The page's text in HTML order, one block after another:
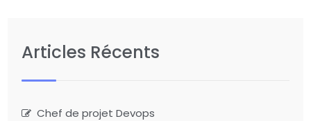
Articles Récents
Chef de projet Devops